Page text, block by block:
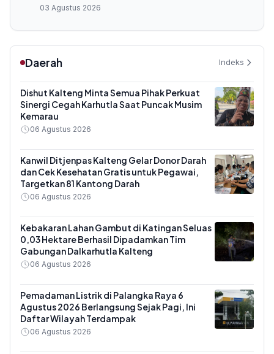
03 Agustus 2026
Daerah Indeks
Dishut Kalteng Minta Semua Pihak Perkuat
Sinergi Cegah Karhutla Saat Puncak Musim
Kemarau
06 Agustus 2026
Kanwil Ditjenpas Kalteng Gelar Donor Darah
dan Cek Kesehatan Gratis untuk Pegawai,
Targetkan 81 Kantong Darah
06 Agustus 2026
Kebakaran Lahan Gambut di Katingan Seluas
0,03 Hektare Berhasil Dipadamkan Tim
Gabungan Dalkarhutla Kalteng
06 Agustus 2026
Pemadaman Listrik di Palangka Raya 6
Agustus 2026 Berlangsung Sejak Pagi, Ini
Daftar Wilayah Terdampak
06 Agustus 2026